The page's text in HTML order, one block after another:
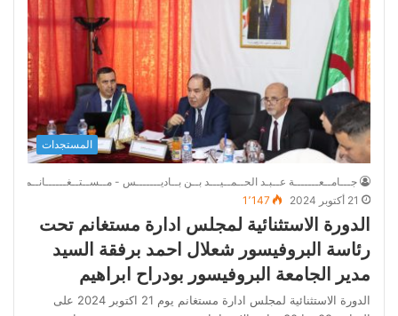
المستجدات
جـــامــعـــــــة عــبـد الحــمــيـــد بــن بــاديـــــــس - مــســتــغــــــانــم
21 أكتوبر 2024
1٬147
الدورة الاستثنائية لمجلس ادارة مستغانم تحت
رئاسة البروفيسور شعلال احمد برفقة السيد
مدير الجامعة البروفيسور بودراح ابراهيم
الدورة الاستثنائية لمجلس ادارة مستغانم يوم 21 اكتوبر 2024 على